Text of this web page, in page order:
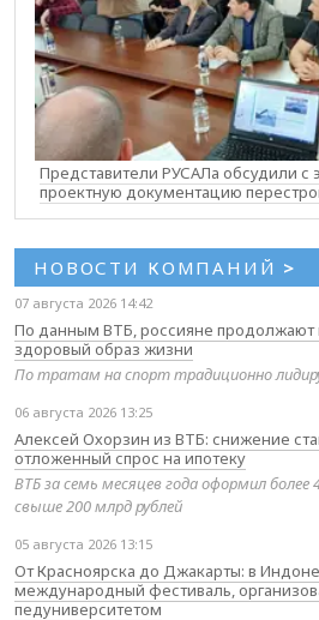
Представители РУСАЛа обсудили с
проектную документацию
НОВОСТИ КОМПАНИЙ >
07 августа 2026 14:42
По данным ВТБ, россияне продолжают
здоровый образ жизни
По тратам на спорт традиционно
06 августа 2026 13:25
Алексей Охорзин из ВТБ: снижение
отложенный спрос на ипотеку
ВТБ за семь месяцев года оформил
свыше 200 млрд рублей
05 августа 2026 13:15
От Красноярска до Джакарты: в
международный фестиваль,
педуниверситетом